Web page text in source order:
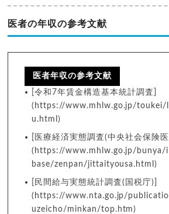
医者の年収の参考文献
医者年収の参考文献
[令和7年賃金構造基本統計調査]
(https://www.mhlw.go.jp/toukei/
u.html)
[医療経済実態調査(中央社会保険医
(https://www.mhlw.go.jp/bunya/
base/zenpan/jittaityousa.html)
[民間給与実態統計調査(国税庁)]
(https://www.nta.go.jp/
uzeicho/minkan/top.htm)